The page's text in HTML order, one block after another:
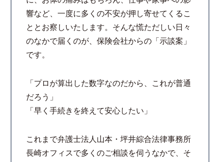
スタッフインタビュー
カウンセリング
よくあるご質問
お知らせ
響など、一度に多くの不安が押し寄せてくるこ
ととお察しいたします。そんな慌ただしい日々
のなかで届くのが、保険会社からの「示談案」
です。
「プロが算出した数字なのだから、これが普通
だろう」
「早く手続きを終えて安心したい」
これまで弁護士法人山本・坪井綜合法律事務所
長崎オフィスで多くのご相談を伺うなかで、そ